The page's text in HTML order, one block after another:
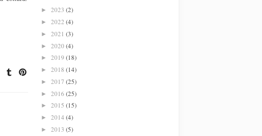
► 2023 (2)
► 2022 (4)
► 2021 (3)
► 2020 (4)
► 2019 (18)
► 2018 (14)
► 2017 (25)
► 2016 (25)
► 2015 (15)
► 2014 (4)
► 2013 (5)